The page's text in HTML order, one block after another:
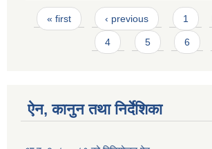
Pages
« first ‹ previous 1
4 5 6
ऐन, कानुन तथा निर्देशिका